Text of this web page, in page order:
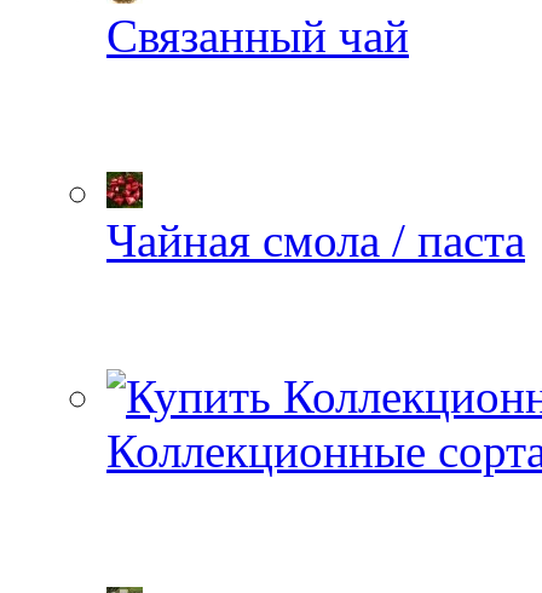
Связанный чай
Чайная смола / паста
Коллекционные